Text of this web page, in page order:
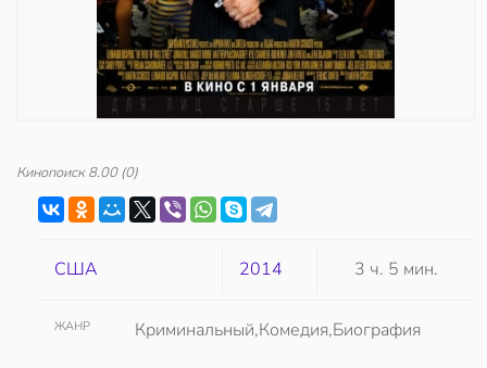
Кинопоиск 8.00(0)
США 2014 3 ч. 5 мин.
ЖАНР Криминальный,Комедия,Биография